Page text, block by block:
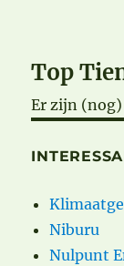
Top
Er zijn
Niburu
Nulpunt